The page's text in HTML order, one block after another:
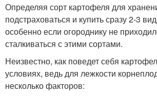
Определяя сорт картофеля для
подстраховаться и купить сразу 2-3
особенно если огороднику не
сталкиваться с этими сортами.
Неизвестно, как поведет себя
условиях, ведь для лежкости
несколько факторов: